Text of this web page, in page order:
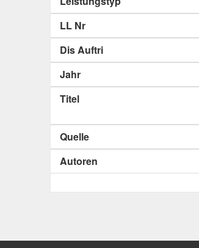
LL Nr
Dis Auftri
Jahr
Titel
Quelle
Autoren